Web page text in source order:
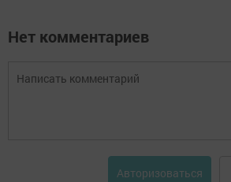
Нет комментариев
Авторизоваться